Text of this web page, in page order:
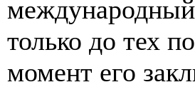
международный
только до тех
момент его